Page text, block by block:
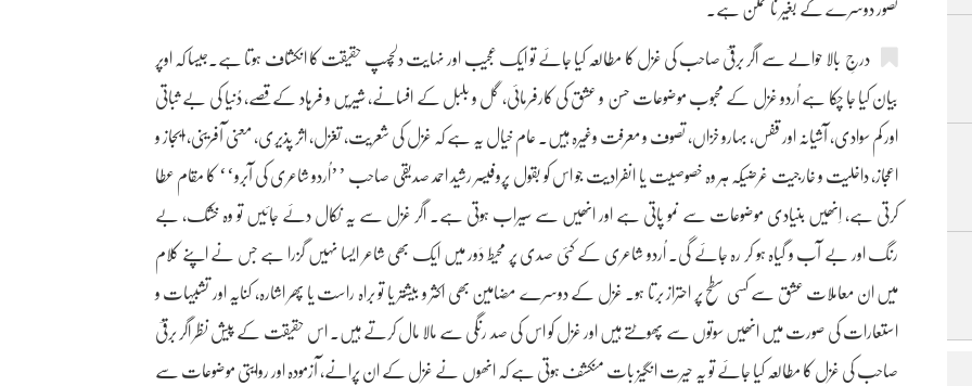
تصور دوسرے کے بغیر نا ممکن ہے۔
درجِ بالا حوالے سے اگر برقیؔ صاحب کی غزل کا مطالعہ کیا جائے تو ایک عجیب اور نہایت دلچسپ حقیقت کا انکشاف ہوتا ہے۔جیسا کہ اوپر
بیان کیا جا چکا ہے اُردو غزل کے محبوب موضوعات حسن و عشق کی کارفرمائی، گل و بلبل کے افسانے، شیریں و فرہاد کے قصے، دُنیا کی بے ثباتی
اور کم سوادی، آشیانہ اور قفس، بہارو خزاں، تصوف و معرفت وغیرہ ہیں۔ عام خیال یہ ہے کہ غزل کی شعریت، تغزل، اثر پذیری، معنی آفرینی، ایجاز و
اعجاز، داخلیت و خارجیت غرضیکہ ہر وہ خصوصیت یا انفرادیت جو اس کو بقول پروفیسر رشید احمد صدیقی صاحب ’’اُردو شاعری کی آبرو‘‘ کا مقام عطا
کرتی ہے، اِنھیں بنیادی موضوعات سے نمو پاتی ہے اور انھیں سے سیراب ہوتی ہے۔ اگر غزل سے یہ نکال دئے جائیں تو وہ خشک، بے
رنگ اور بے آب و گیاہ ہو کر رہ جائے گی۔ اُردو شاعری کے کئی صدی پر محیط دَور میں ایک بھی شاعر ایسا نہیں گزرا ہے جس نے اپنے کلام
میں ان معاملات عشق سے کسی سطح پر احتراز برتا ہو۔ غزل کے دوسرے مضامین بھی اکثر و بیشتر یا تو براہ راست یا پھر اشارہ، کنایہ اور تشبیہات و
استعارات کی صورت میں انھیں سوتوں سے پھوٹتے ہیں اور غزل کو اس کی صد رنگی سے مالا مال کرتے ہیں۔ اس حقیقت کے پیش نظر اگر برقیؔ
صاحب کی غزل کا مطالعہ کیا جائے تو یہ حیرت انگیز بات منکشف ہوتی ہے کہ انھوں نے غزل کے ان پرانے، آزمودہ اور روایتی موضوعات سے